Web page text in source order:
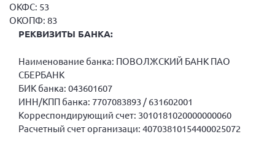
Новосибирская область
Омская область
Пензенская область
Республика Башкортостан
Республика Бурятия
Республика Карелия
ОКФС: 53
ОКОПФ: 83
РЕКВИЗИТЫ БАНКА:
Наименование банка: ПОВОЛЖСКИЙ БАНК ПАО
СБЕРБАНК
БИК банка: 043601607
ИНН/КПП банка: 7707083893 / 631602001
Корреспондирующий счет: 3010181020000000060
Расчетный счет организаци: 40703810154400025072